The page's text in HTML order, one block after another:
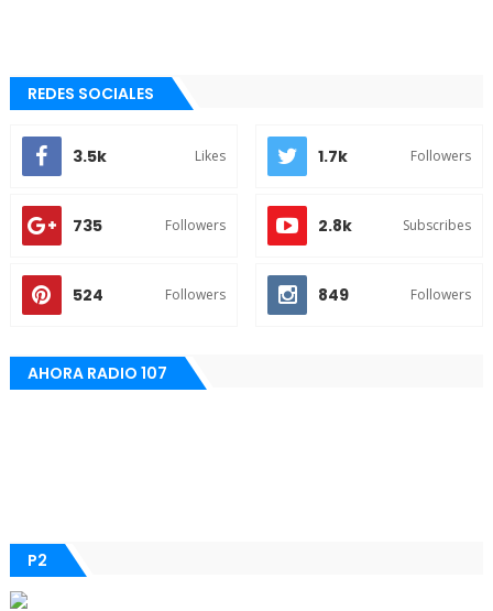
REDES SOCIALES
3.5k Likes 1.7k Followers
735 Followers 2.8k Subscribes
524 Followers 849 Followers
AHORA RADIO 107
P2